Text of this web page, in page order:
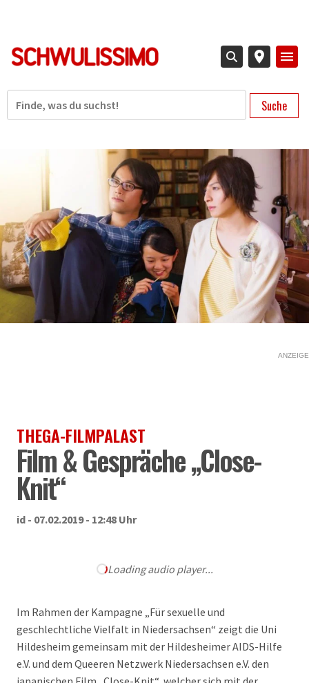
Suche
ANZEIGE
THEGA-FILMPALAST
Film & Gespräche „Close-
Knit“
id - 07.02.2019 - 12:48 Uhr
Loading audio player...
Im Rahmen der Kampagne „Für sexuelle und
geschlechtliche Vielfalt in Niedersachsen“ zeigt die Uni
Hildesheim gemeinsam mit der Hildesheimer AIDS-Hilfe
e.V. und dem Queeren Netzwerk Niedersachsen e.V. den